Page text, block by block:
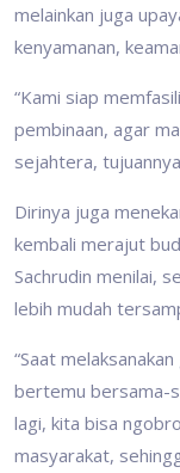
melainkan juga
kenyamanan,
“Kami siap
pembinaan, agar
sejahtera,
Dirinya juga
kembali merajut
Sachrudin menilai,
lebih mudah
“Saat
bertemu bersama-
lagi, kita bisa
masyarakat,